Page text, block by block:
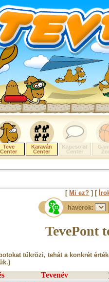
Teve
Center
Karaván
Center
Kapcsolat
Center
[ Mi ez? ] [
haverok:
TevePont
tükrözi, tehát a konkrét
Tevenév